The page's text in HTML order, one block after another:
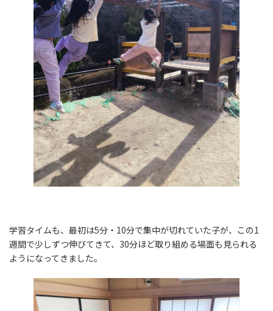
学習タイムも、最初は5分・10分で集中が切れていた子が、この1
週間で少しずつ伸びてきて、30分ほど取り組める場面も見られる
ようになってきました。